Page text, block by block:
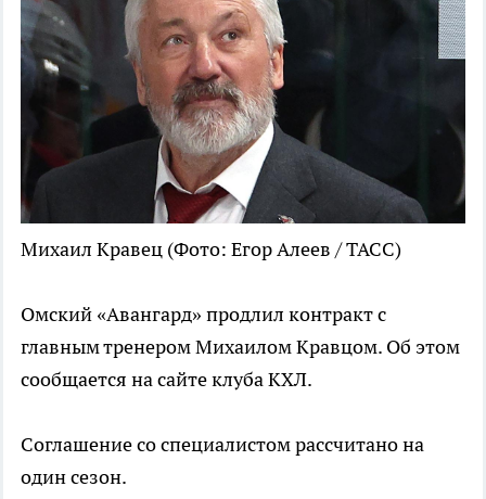
Михаил Кравец (Фото: Егор Алеев / ТАСС)
Омский «Авангард» продлил контракт с
главным тренером Михаилом Кравцом. Об этом
сообщается на сайте клуба КХЛ.
Соглашение со специалистом рассчитано на
один сезон.